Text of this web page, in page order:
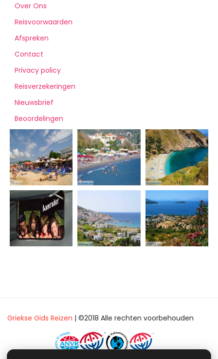
Over Ons
Reisvoorwaarden
Afspreken
Contact
Privacy policy
Reisverzekeringen
Nieuwsbrief
Beoordelingen
Griekse Gids Reizen | ©2018 Alle rechten voorbehouden